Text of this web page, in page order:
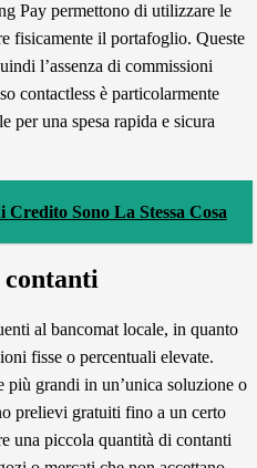
Pay permettono di utilizzare le
fisicamente il portafoglio. Queste
l’assenza di commissioni
contactless è particolarmente
per una spesa rapida e sicura
Sono La Stessa Cosa
contanti
al bancomat locale, in quanto
fisse o percentuali elevate.
più grandi in un’unica soluzione o
prelievi gratuiti fino a un certo
una piccola quantità di contanti